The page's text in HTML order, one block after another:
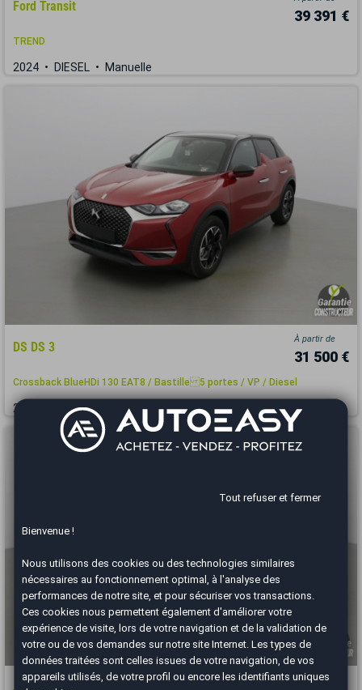
Ford Transit
39 391 €
TREND
2024 DIESEL Manuelle
DS DS 3
À partir de
31 500 €
Crossback BlueHDi 130 EAT8 / Bastille 5 portes / VP / Diesel
2024 DIESEL Manuelle
À partir de
Tout refuser et fermer
Bienvenue !
Nous utilisons des cookies ou des technologies similaires
nécessaires au fonctionnement optimal, à l'analyse des
performances de notre site, et pour sécuriser vos transactions.
Ces cookies nous permettent également d'améliorer votre
expérience de visite, lors de votre navigation et de la validation de
votre ou de vos demandes sur notre site Internet. Les types de
données traitées sont celles issues de votre navigation, de vos
appareils utilisés, de votre profil ou encore les identifiants uniques